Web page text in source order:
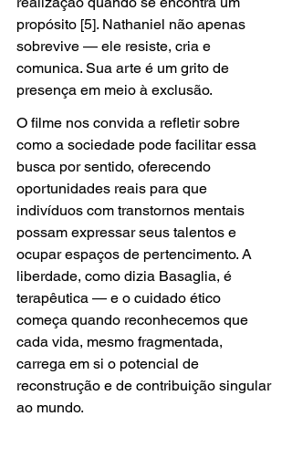
propósito [5]. Nathaniel não apenas
sobrevive — ele resiste, cria e
comunica. Sua arte é um grito de
presença em meio à exclusão.
O filme nos convida a refletir sobre
como a sociedade pode facilitar essa
busca por sentido, oferecendo
oportunidades reais para que
indivíduos com transtornos mentais
possam expressar seus talentos e
ocupar espaços de pertencimento. A
liberdade, como dizia Basaglia, é
terapêutica — e o cuidado ético
começa quando reconhecemos que
cada vida, mesmo fragmentada,
carrega em si o potencial de
reconstrução e de contribuição singular
ao mundo.